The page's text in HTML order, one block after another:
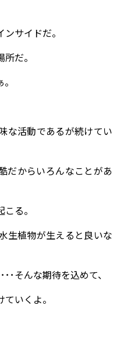
サイドだ。
だ。
な活動であるが続けてい
だからいろんなことがあ
る。
生植物が生えると良いな
･そんな期待を込めて、
いくよ。